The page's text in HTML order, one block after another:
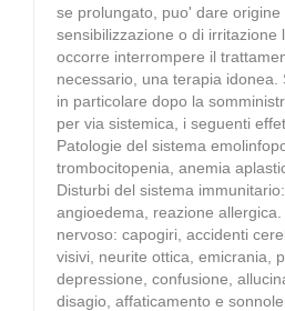
se prolungato, puo' dare origine
sensibilizzazione o di irritazione
occorre interrompere il
necessario, una terapia idonea.
in particolare dopo la
per via sistemica, i seguenti
Patologie del sistema
trombocitopenia, anemia
Disturbi del sistema
angioedema, reazione
nervoso: capogiri, accidenti
visivi, neurite ottica, emicrania,
depressione, confusione,
disagio, affaticamento e